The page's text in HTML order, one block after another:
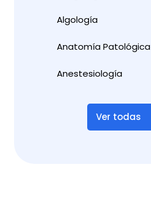
Algología
Anatomía Patológica
Anestesiología
Ver todas